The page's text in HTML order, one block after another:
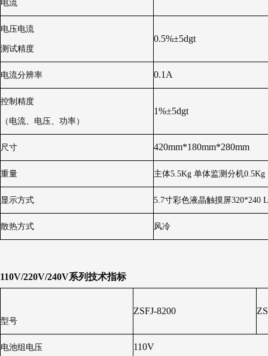
电流
电压电流
测试精度
0.5%±5dgt
电流分辨率 0.1A
控制精度
（电流、电压、功率）
1%±5dgt
尺寸 420mm*180mm*280mm
重量 主体5.5Kg 单体监测分机0.5Kg
显示方式 5.7寸彩色液晶触摸屏320*240
散热方式 风冷
110V/220V/240V系列技术指标
型号
ZSFJ-8200
电池组电压 110V